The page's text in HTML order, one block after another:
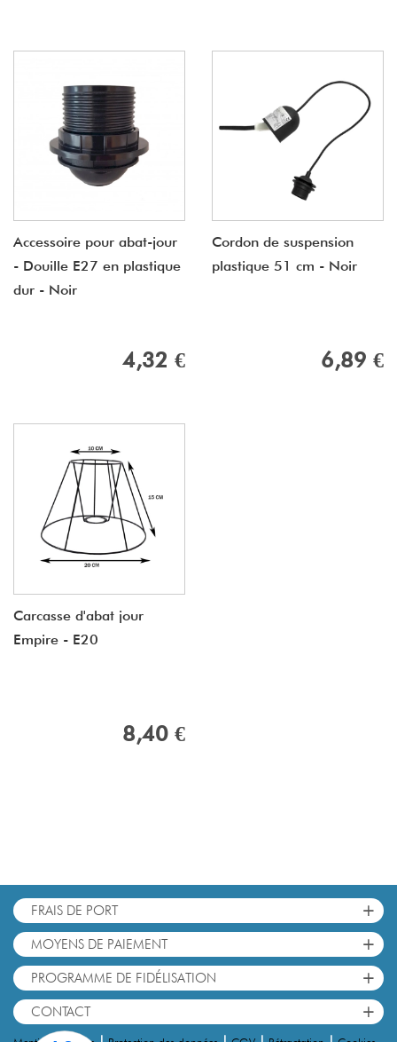
Accessoire pour abat-jour
- Douille E27 en plastique
dur - Noir
4,32 €
Cordon de suspension
plastique 51 cm - Noir
6,89 €
Carcasse d'abat jour
Empire - E20
8,40 €
FRAIS DE PORT +
MOYENS DE PAIEMENT +
PROGRAMME DE FIDÉLISATION +
CONTACT +